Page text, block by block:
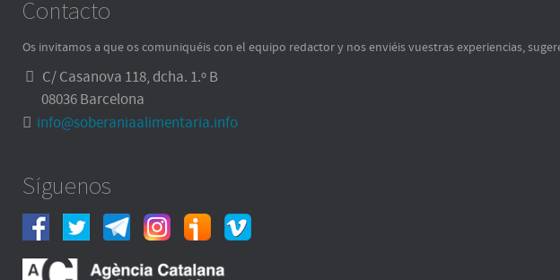
Contacto
Os invitamos a que os comuniquéis con el equipo redactor y nos enviéis vuestras experiencias,
C/ Casanova 118, dcha. 1.º B
08036 Barcelona
info@soberaniaalimentaria.info
Síguenos